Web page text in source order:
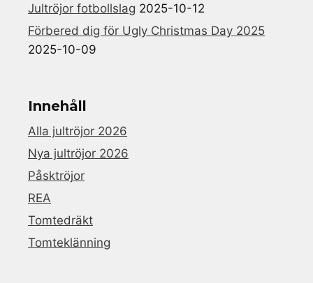
Jultröjor fotbollslag 2025-10-12
Förbered dig för Ugly Christmas Day 2025
2025-10-09
Innehåll
Alla jultröjor 2026
Nya jultröjor 2026
Påsktröjor
REA
Tomtedräkt
Tomteklänning